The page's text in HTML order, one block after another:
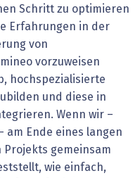
Schritt zu optimieren
Erfahrungen in der
von
vorzuweisen
hochspezialisierte
und diese in
Wenn wir –
am Ende eines langen
gemeinsam
wie einfach,